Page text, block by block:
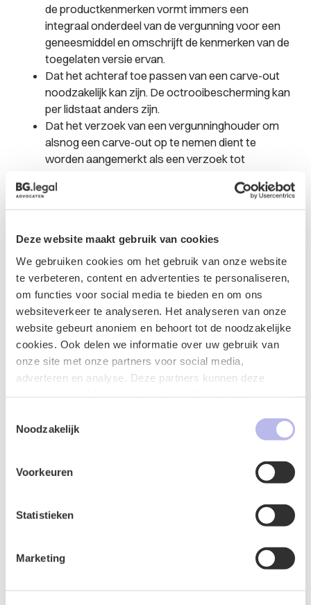
Deze website maakt gebruik van cookies
We gebruiken cookies om het gebruik van onze website
te verbeteren, content en advertenties te personaliseren,
om functies voor social media te bieden en om ons
websiteverkeer te analyseren. Het analyseren van onze
website gebeurt anoniem en behoort tot de noodzakelijke
cookies. Ook delen we informatie over uw gebruik van
onze site met onze partners voor social media,
adverteren en analyse. Deze partners kunnen deze
uw gebruik van hun services.
Noodzakelijk
Voorkeuren
Statistieken
Marketing
de productkenmerken vormt immers een
integraal onderdeel van de vergunning voor een
geneesmiddel en omschrijft de kenmerken van de
toegelaten versie ervan.
Dat het achteraf toe passen van een carve-out
noodzakelijk kan zijn. De octrooibescherming kan
per lidstaat anders zijn.
Dat het verzoek van een vergunninghouder om
alsnog een carve-out op te nemen dient te
worden aangemerkt als een verzoek tot
generieke geneesmiddel tot de overige indicaties
of doseringsvormen.
Het HvJEU overweegt in het arrest:
dat in richtlijn 2001/83 is bepaald dat „[d]e
bevoegde autoriteit [...] alle nodige maatregelen
[treft] om ervoor te zorgen dat de gegevens in de
samenvatting in overeenstemming zijn met de bij
of na het verlenen van de handelsvergunning
aanvaarde gegevens”.
dat een vergunninghouder de bijsluiter of de
samenvatting van de productkenmerken niet mag
wijzigen zonder dit aan de bevoegde autoriteit
goedkeuring te verkrijgen van die autoriteit.
een generiek geneesmiddel de reikwijdte van zijn
aanvraag beperkt door in de samenvatting van de
doseringsvormen van het
referentiegeneesmiddel niet te vermelden. De
bevoegde nationale autoriteit beschikt daarbij niet
over een beoordelingsmarge.